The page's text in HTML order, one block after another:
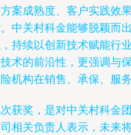
案成熟度、客户实践效
中关村科金能够脱颖而
持续以创新技术赋能行
术的前沿性，更强调与
机构在销售、承保、服
获奖，是对中关村科金
相关负责人表示，未来